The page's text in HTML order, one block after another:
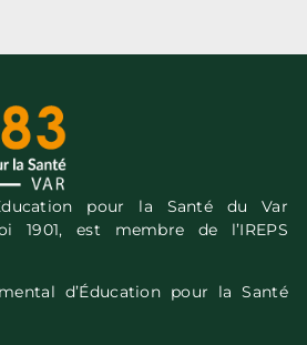
pour la Santé du Var
1901, est membre de l’IREPS
d’Éducation pour la Santé